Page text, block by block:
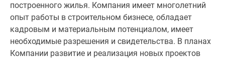
построенного жилья. Компания имеет многолетний
опыт работы в строительном бизнесе, обладает
кадровым и материальным потенциалом, имеет
необходимые разрешения и свидетельства. В планах
Компании развитие и реализация новых проектов